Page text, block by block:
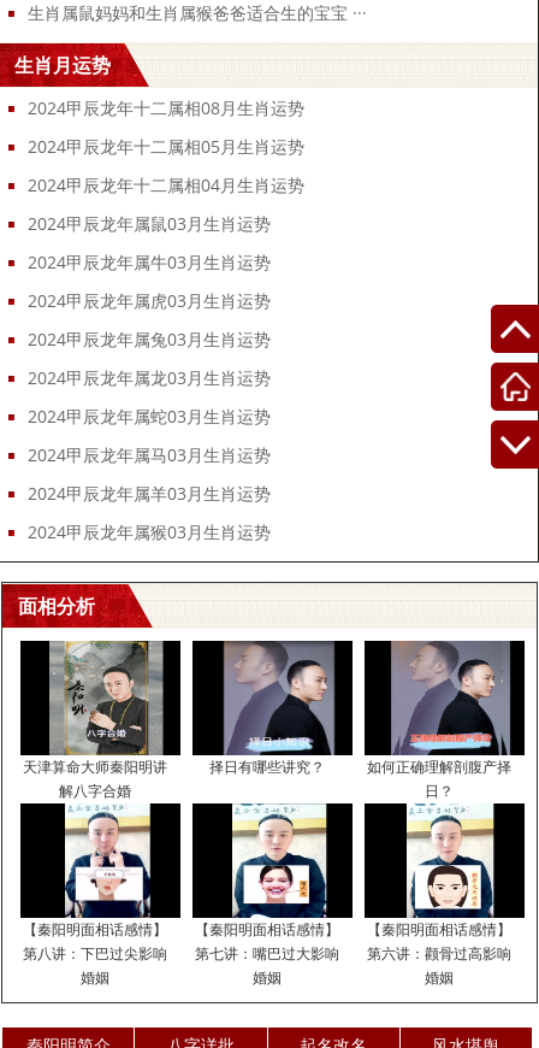
生肖属鼠妈妈和生肖属猴爸爸适合生的宝宝 ···
生肖月运势
2024甲辰龙年十二属相08月生肖运势
2024甲辰龙年十二属相05月生肖运势
2024甲辰龙年十二属相04月生肖运势
2024甲辰龙年属鼠03月生肖运势
2024甲辰龙年属牛03月生肖运势
2024甲辰龙年属虎03月生肖运势
2024甲辰龙年属兔03月生肖运势
2024甲辰龙年属龙03月生肖运势
2024甲辰龙年属蛇03月生肖运势
2024甲辰龙年属马03月生肖运势
2024甲辰龙年属羊03月生肖运势
2024甲辰龙年属猴03月生肖运势
面相分析
天津算命大师秦阳明讲
解八字合婚
择日有哪些讲究？
如何正确理解剖腹产择
日？
【秦阳明面相话感情】
第八讲：下巴过尖影响
婚姻
【秦阳明面相话感情】
第七讲：嘴巴过大影响
婚姻
【秦阳明面相话感情】
第六讲：颧骨过高影响
婚姻